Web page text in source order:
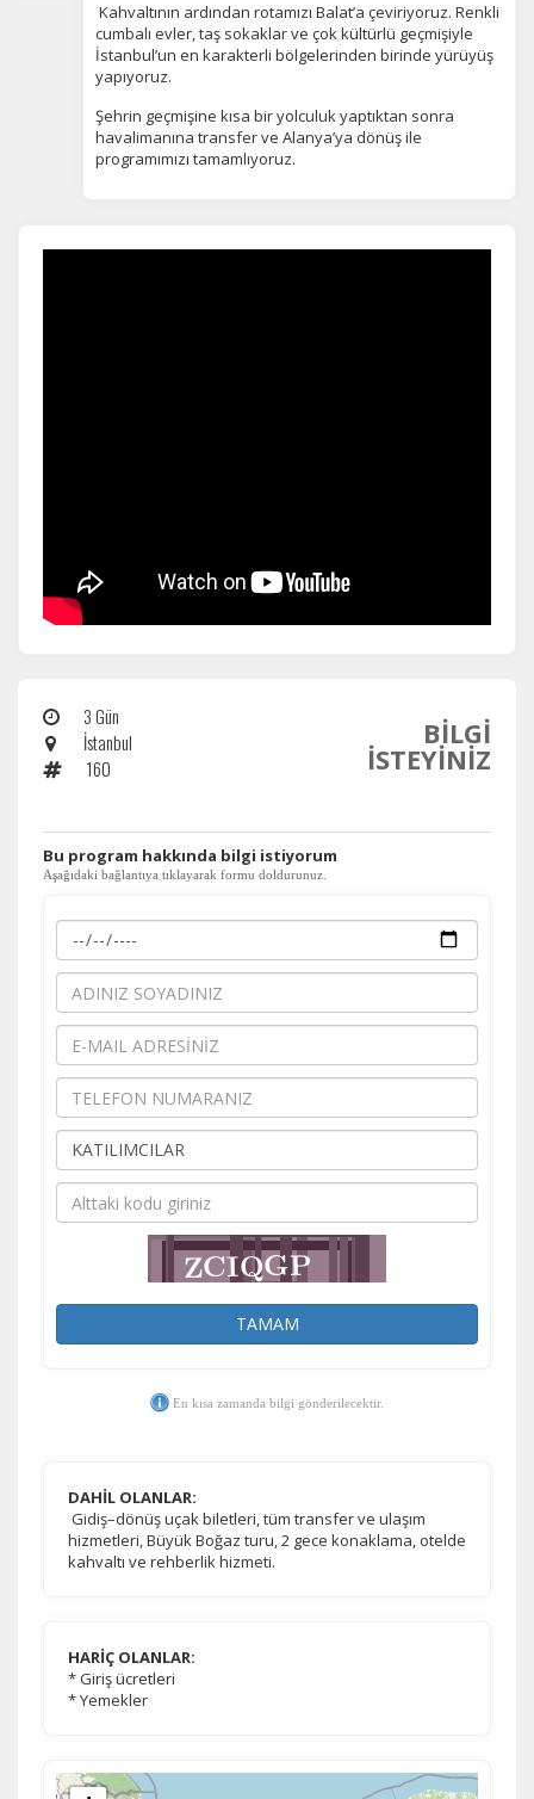
ÇEREZ KULLANIM AYARLARINIZ
Çerez tercihlerinizibelirleyin.
Daha fazla bilgi içinKVKK bilgilendirmemizi,çerez kullanımve
gizlilik koşullarını
inceleyebilirsiniz.
edersiniz, ancak daha az alakalı olabilirler.
Kahvaltının ardından rotamızı Balat’a çeviriyoruz. Renkli
cumbalı evler, taş sokaklar ve çok kültürlü geçmişiyle
İstanbul’un en karakterli bölgelerinden birinde yürüyüş
yapıyoruz.
Şehrin geçmişine kısa bir yolculuk yaptıktan sonra
havalimanına transfer ve Alanya’ya dönüş ile
programımızı tamamlıyoruz.
3 Gün
İstanbul
160
BİLGİ
İSTEYİNİZ
​Bu program hakkında bilgi istiyorum
Aşağıdaki bağlantıya tıklayarak formu doldurunuz.
TAMAM
En kısa zamanda bilgi gönderilecektir.
DAHİL OLANLAR:
Gidiş–dönüş uçak biletleri, tüm transfer ve ulaşım
hizmetleri, Büyük Boğaz turu, 2 gece konaklama, otelde
kahvaltı ve rehberlik hizmeti.
HARİÇ OLANLAR:
* Giriş ücretleri
* Yemekler